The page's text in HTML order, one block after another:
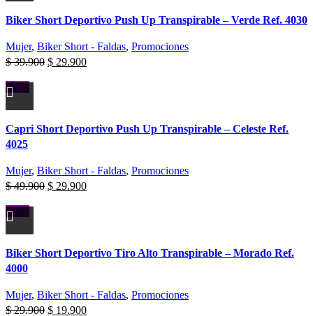
Biker Short Deportivo Push Up Transpirable – Verde Ref. 4030
Mujer, Biker Short - Faldas, Promociones
$39.900 $ 29.900
-40%
Capri Short Deportivo Push Up Transpirable – Celeste Ref.
4025
Mujer, Biker Short - Faldas, Promociones
$49.900 $ 29.900
-33%
Biker Short Deportivo Tiro Alto Transpirable – Morado Ref.
4000
Mujer, Biker Short - Faldas, Promociones
$29.900 $ 19.900